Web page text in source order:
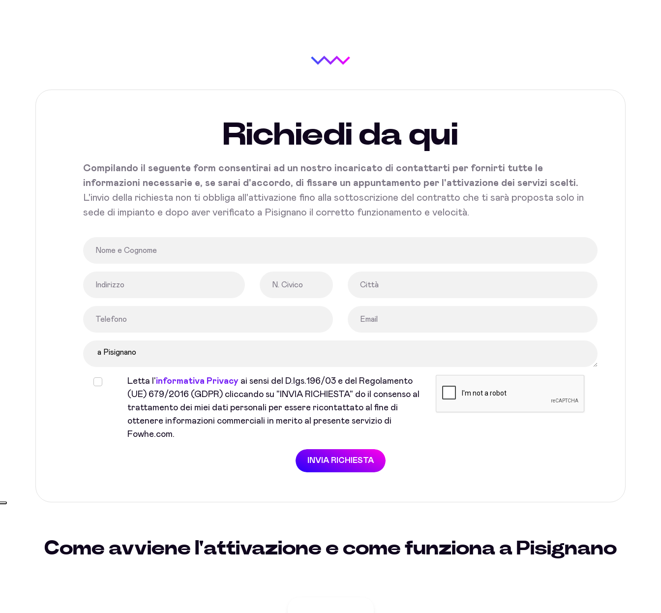
Richiedi da qui
Compilando il seguente form consentirai ad un nostro incaricato di contattarti per fornirti tutte le
informazioni necessarie e, se sarai d'accordo, di fissare un appuntamento per l'attivazione dei servizi scelti.
L'invio della richiesta non ti obbliga all'attivazione fino alla sottoscrizione del contratto che ti sarà proposta solo in
sede di impianto e dopo aver verificato a Pisignano il corretto funzionamento e velocità.
Letta l'informativa Privacyai sensi del D.lgs.196/03 e del Regolamento
(UE) 679/2016 (GDPR) cliccando su "INVIA RICHIESTA" do il consenso al
trattamento dei miei dati personali per essere ricontattato al fine di
ottenere informazioni commerciali in merito al presente servizio di
Fowhe.com.
INVIA RICHIESTA
Come avviene l'attivazione e come funziona a Pisignano